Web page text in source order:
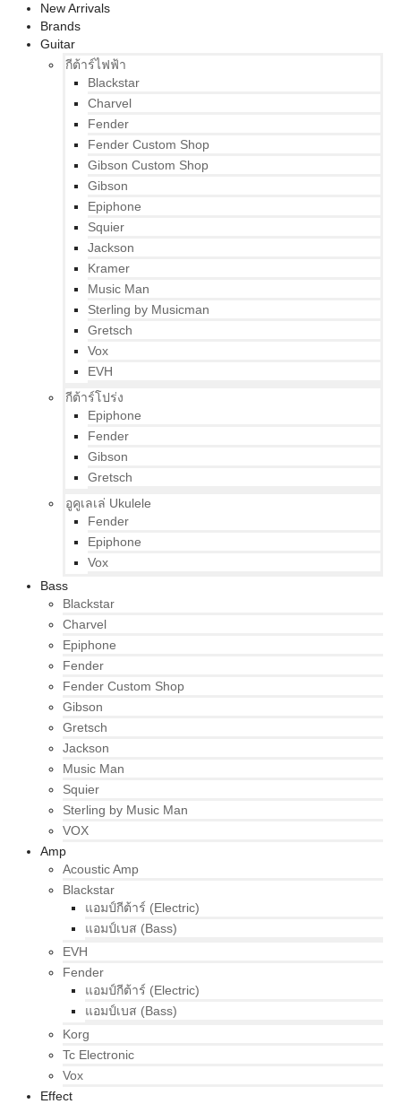
New Arrivals
Brands
Guitar
กีต้าร์ไฟฟ้า
Blackstar
Charvel
Fender
Fender Custom Shop
Gibson Custom Shop
Gibson
Epiphone
Squier
Jackson
Kramer
Music Man
Sterling by Musicman
Gretsch
Vox
EVH
กีต้าร์โปร่ง
Epiphone
Fender
Gibson
Gretsch
อูคูเลเล่ Ukulele
Fender
Epiphone
Vox
Bass
Blackstar
Charvel
Epiphone
Fender
Fender Custom Shop
Gibson
Gretsch
Jackson
Music Man
Squier
Sterling by Music Man
VOX
Amp
Acoustic Amp
Blackstar
แอมป์กีต้าร์ (Electric)
แอมป์เบส (Bass)
EVH
Fender
แอมป์กีต้าร์ (Electric)
แอมป์เบส (Bass)
Korg
Tc Electronic
Vox
Effect